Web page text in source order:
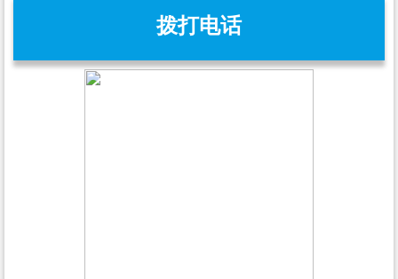
拨打电话